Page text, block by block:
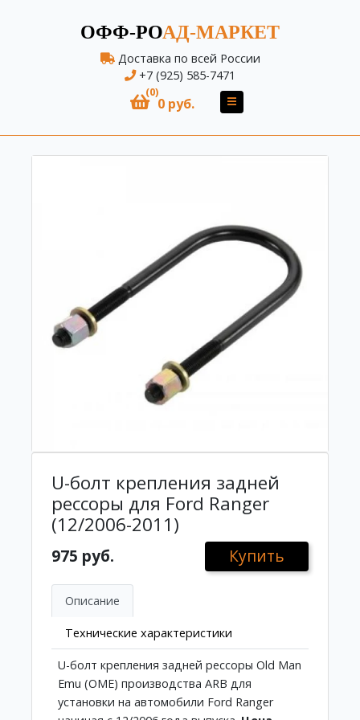
ОФФ-РОАД-МАРКЕТ
Доставка по всей России
+7 (925) 585-7471
(0)
0 руб.
U-болт крепления задней
рессоры для Ford Ranger
(12/2006-2011)
975 руб. Купить
Описание
Технические характеристики
U-болт крепления задней рессоры Old Man
Emu (OME) производства ARB для
установки на автомобили Ford Ranger